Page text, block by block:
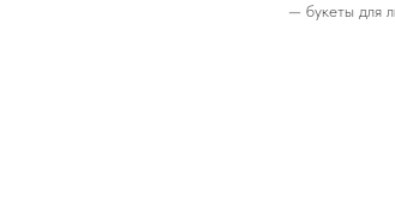
— букеты для